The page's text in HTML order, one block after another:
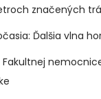
značených
Ďalšia vlna
Fakultnej